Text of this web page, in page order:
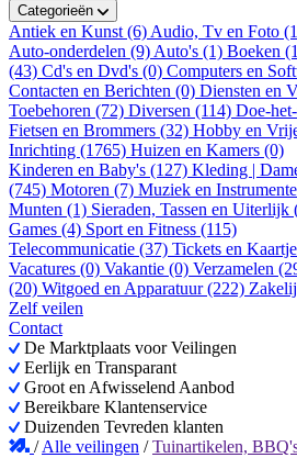
Categorieën
Antiek en Kunst (6) Audio, Tv en Foto
Auto-onderdelen (9) Auto's (1) Boeken
(43) Cd's en Dvd's (0) Computers en
Contacten en Berichten (0) Diensten en
Toebehoren (72) Diversen (114) Doe-
Fietsen en Brommers (32) Hobby en
Inrichting (1765) Huizen en Kamers (0)
Kinderen en Baby's (127) Kleding |
(745) Motoren (7) Muziek en
Munten (1) Sieraden, Tassen en Uiterlijk
Games (4) Sport en Fitness (115)
Telecommunicatie (37) Tickets en
Vacatures (0) Vakantie (0) Verzamelen
(20) Witgoed en Apparatuur (222)
Zelf veilen
Contact
De Marktplaats voor Veilingen
Eerlijk en Transparant
Groot en Afwisselend Aanbod
Bereikbare Klantenservice
Duizenden Tevreden klanten
/Alle veilingen /Tuinartikelen,